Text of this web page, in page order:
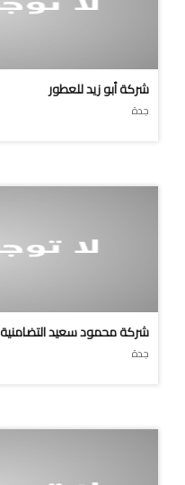
شركة أبو زيد للعطور
جدة
شركة محمود سعيد التضامنية
جدة